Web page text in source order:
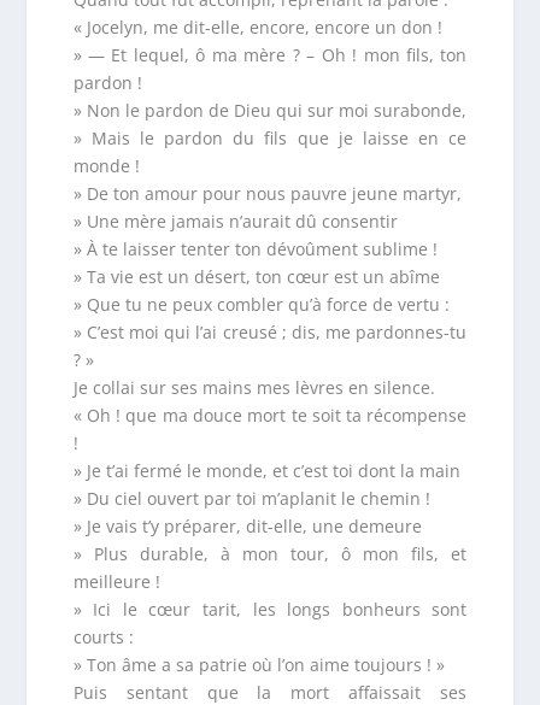
« Jocelyn, me dit-elle, encore, encore un don !
» — Et lequel, ô ma mère ? – Oh ! mon fils, ton
pardon !
» Non le pardon de Dieu qui sur moi surabonde,
» Mais le pardon du fils que je laisse en ce
monde !
» De ton amour pour nous pauvre jeune martyr,
» Une mère jamais n’aurait dû consentir
» À te laisser tenter ton dévoûment sublime !
» Ta vie est un désert, ton cœur est un abîme
» Que tu ne peux combler qu’à force de vertu :
» C’est moi qui l’ai creusé ; dis, me pardonnes-tu
? »
Je collai sur ses mains mes lèvres en silence.
« Oh ! que ma douce mort te soit ta récompense
!
» Je t’ai fermé le monde, et c’est toi dont la main
» Du ciel ouvert par toi m’aplanit le chemin !
» Je vais t’y préparer, dit-elle, une demeure
» Plus durable, à mon tour, ô mon fils, et
meilleure !
» Ici le cœur tarit, les longs bonheurs sont
courts :
» Ton âme a sa patrie où l’on aime toujours ! »
Puis sentant que la mort affaissait ses